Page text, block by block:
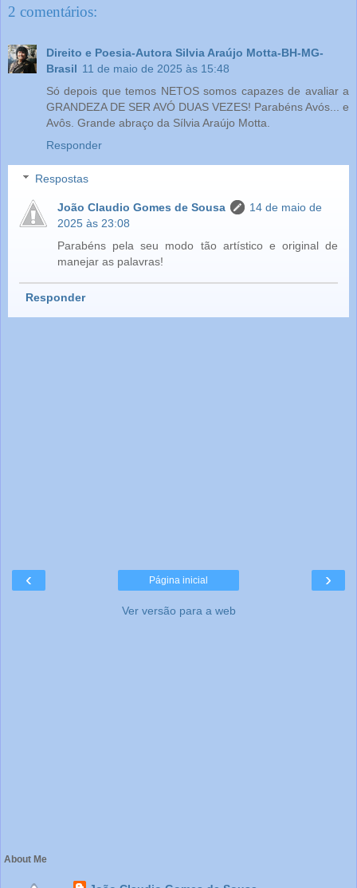
2 comentários:
Direito e Poesia-Autora Silvia Araújo Motta-BH-MG-
Brasil 11 de maio de 2025 às 15:48
Só depois que temos NETOS somos capazes de avaliar a
GRANDEZA DE SER AVÓ DUAS VEZES! Parabéns Avós... e
Avôs. Grande abraço da Sílvia Araújo Motta.
Responder
Respostas
João Claudio Gomes de Sousa
14 de maio de
2025 às 23:08
Parabéns pela seu modo tão artístico e original de
manejar as palavras!
Responder
‹ ›
Página inicial
Ver versão para a web
About Me